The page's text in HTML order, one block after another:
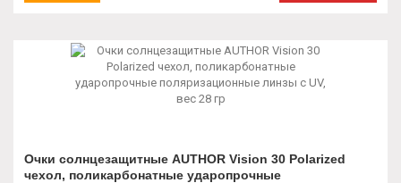
Очки солнцезащитные AUTHOR Vision 30 Polarized
чехол, поликарбонатные ударопрочные